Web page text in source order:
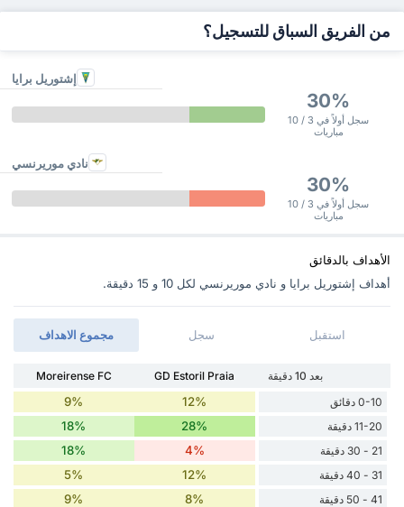
من الفريق السباق للتسجيل؟
إشتوريل برايا
30%
سجل أولاً في 3 / 10
مباريات
نادي موريرنسي
30%
سجل أولاً في 3 / 10
مباريات
الأهداف بالدقائق
أهداف إشتوريل برايا و نادي موريرنسي ‏لكل 10 و 15 دقيقة.
مجموع الاهداف سجل استقبل
بعد 10 دقيقة GD Estoril Praia
Moreirense FC
0-10 دقائق
12%
9%
11-20 دقيقة 28%
18%
21 - 30 دقيقة 4%
18%
31 - 40 دقيقة 12%
5%
41 - 50 دقيقة 8%
9%